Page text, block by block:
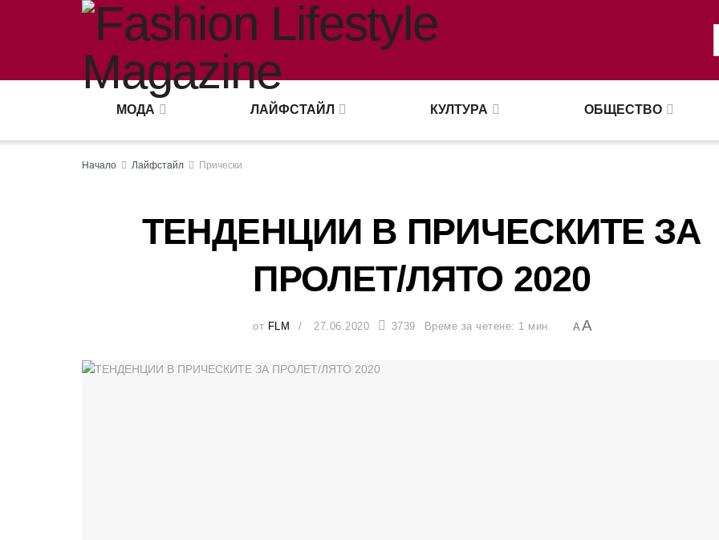
МОДА ЛАЙФСТАЙЛ КУЛТУРА ОБЩЕСТВО
Начало Лайфстайл Прически
ТЕНДЕНЦИИ В ПРИЧЕСКИТЕ ЗА
ПРОЛЕТ/ЛЯТО 2020
от FLM 27.06.2020 3739 Време за четене: 1 мин. AA